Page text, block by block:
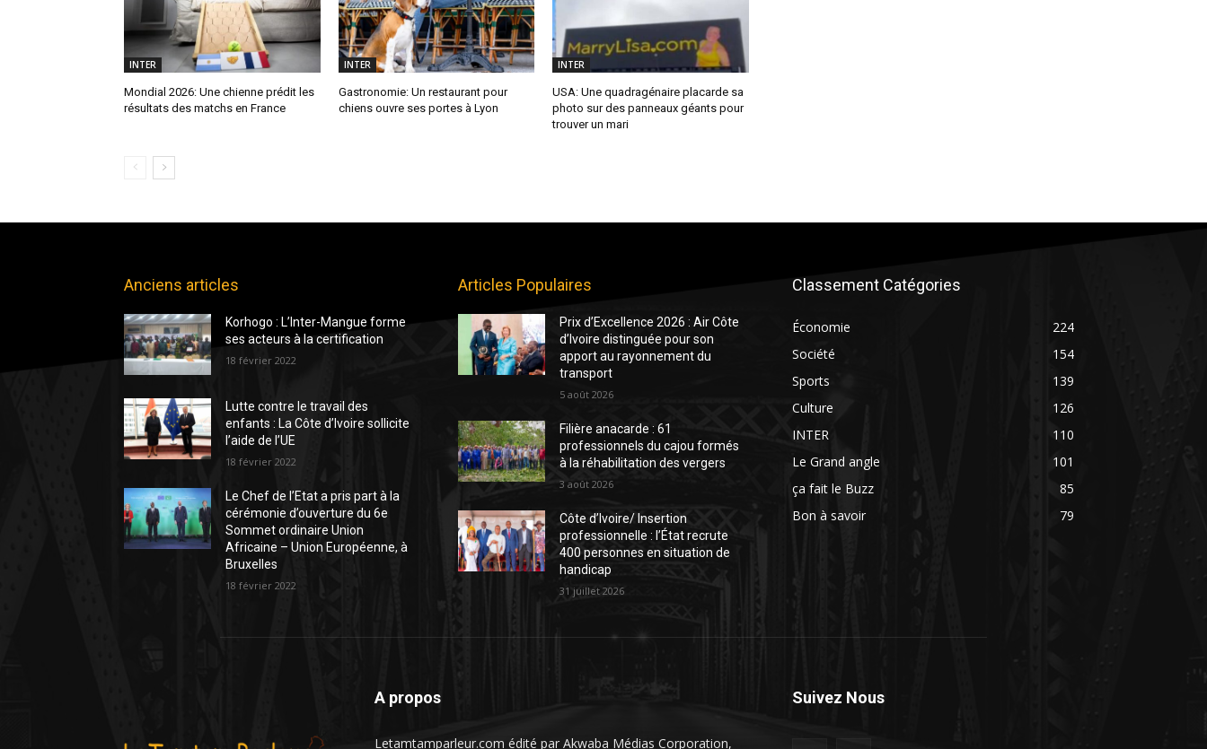
INTER
Mondial 2026: Une chienne prédit les
résultats des matchs en France
INTER
Gastronomie: Un restaurant pour
chiens ouvre ses portes à Lyon
INTER
USA: Une quadragénaire placarde sa
photo sur des panneaux géants pour
trouver un mari
Anciens articles
Korhogo : L’Inter-Mangue forme
ses acteurs à la certification
18 février 2022
Lutte contre le travail des
enfants : La Côte d’Ivoire sollicite
l’aide de l’UE
18 février 2022
Le Chef de l’Etat a pris part à la
cérémonie d’ouverture du 6e
Sommet ordinaire Union
Africaine – Union Européenne, à
Bruxelles
18 février 2022
Articles Populaires
Prix d’Excellence 2026 : Air Côte
d’Ivoire distinguée pour son
apport au rayonnement du
transport
5 août 2026
Filière anacarde : 61
professionnels du cajou formés
à la réhabilitation des vergers
3 août 2026
Côte d’Ivoire/ Insertion
professionnelle : l’État recrute
400 personnes en situation de
handicap
31 juillet 2026
Classement Catégories
Économie
224
Société
154
Sports
139
Culture
126
INTER
110
Le Grand angle
101
ça fait le Buzz
85
Bon à savoir
79
A propos
Letamtamparleur.com édité par Akwaba Médias Corporation,
Suivez Nous